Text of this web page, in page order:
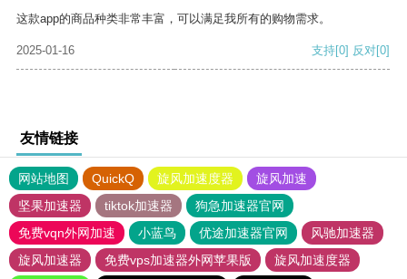
这款app的商品种类非常丰富，可以满足我所有的购物需求。
2025-01-16 支持[0] 反对[0]
友情链接
网站地图 QuickQ 旋风加速度器
旋风加速
坚果加速器
tiktok加速器
狗急加速器官网
免费vqn外网加速
小蓝鸟 优途加速器官网
风驰加速器
旋风加速器
免费vps加速器外网苹果版
旋风加速度器